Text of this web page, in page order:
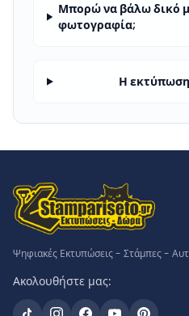
Μπορώ να βάλω δικό
φωτογραφία;
Η εκτύπωση
Ψηφιακές Εκτυπώσεις - Στάμπες -
Ακολουθήστε μας: